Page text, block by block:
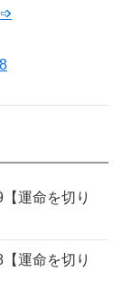
運命を切り
運命を切り